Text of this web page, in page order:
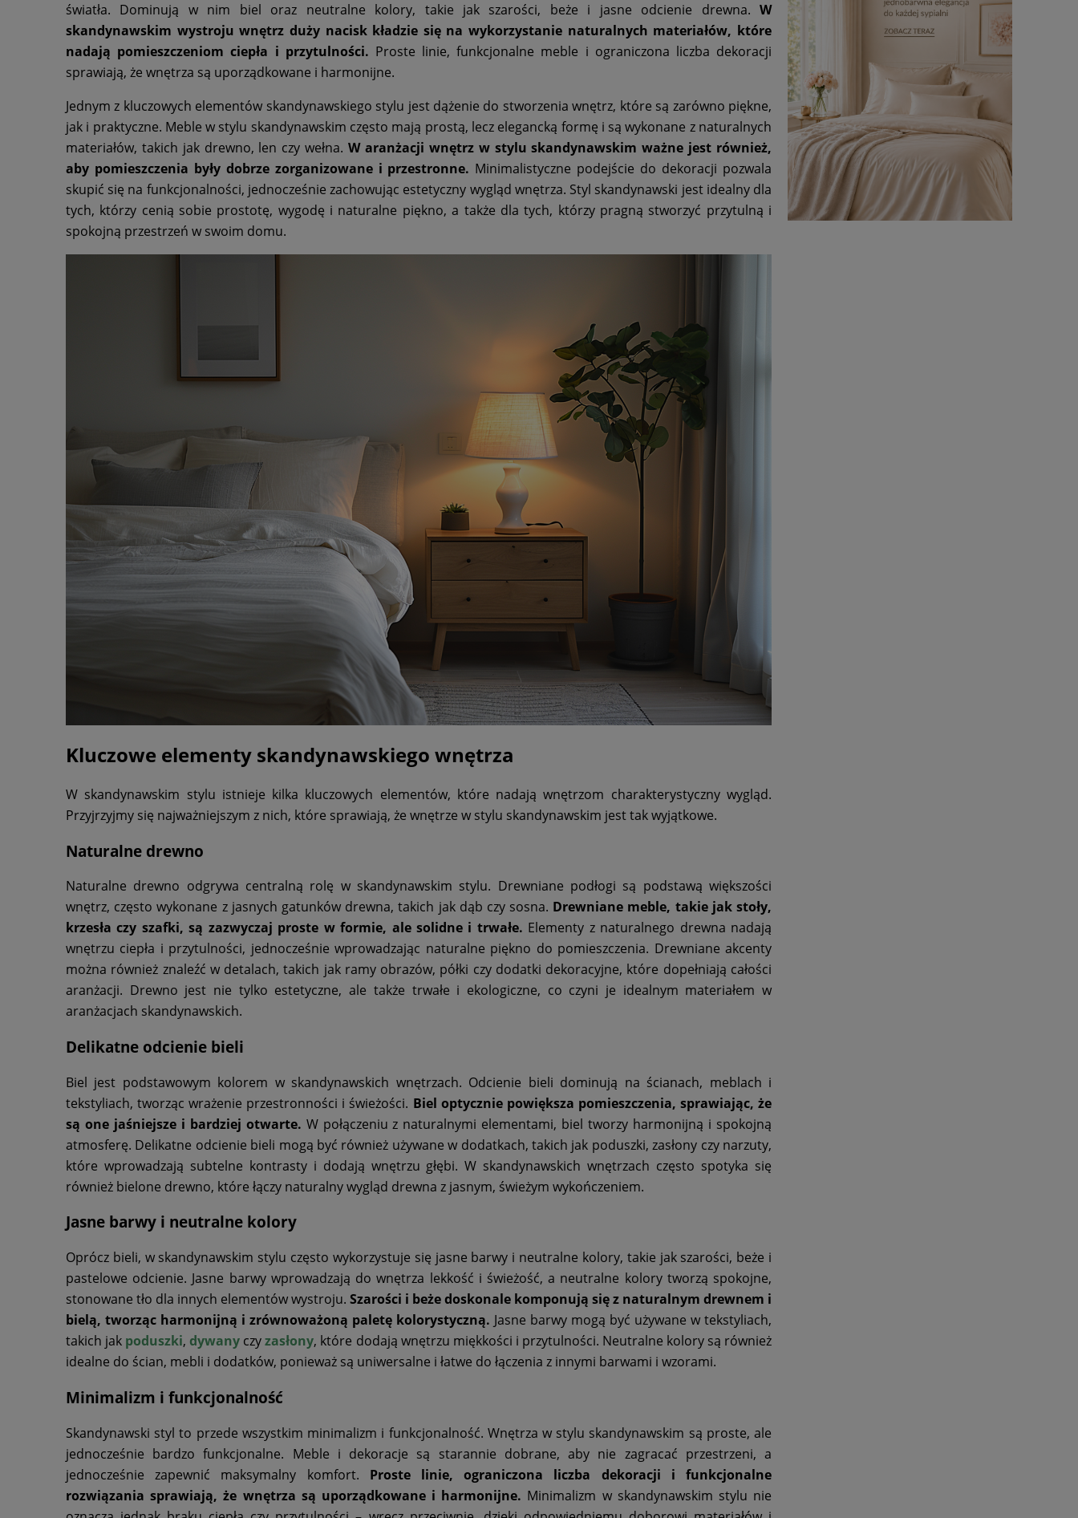
światła. Dominują w nim biel oraz neutralne kolory, takie jak szarości, beże i jasne odcienie drewna. W
skandynawskim wystroju wnętrz duży nacisk kładzie się na wykorzystanie naturalnych materiałów, które
nadają pomieszczeniom ciepła i przytulności. Proste linie, funkcjonalne meble i ograniczona liczba dekoracji
sprawiają, że wnętrza są uporządkowane i harmonijne.
Jednym z kluczowych elementów skandynawskiego stylu jest dążenie do stworzenia wnętrz, które są zarówno piękne,
jak i praktyczne. Meble w stylu skandynawskim często mają prostą, lecz elegancką formę i są wykonane z naturalnych
materiałów, takich jak drewno, len czy wełna.W aranżacji wnętrz w stylu skandynawskim ważne jest również,
aby pomieszczenia były dobrze zorganizowane i przestronne. Minimalistyczne podejście do dekoracji pozwala
skupić się na funkcjonalności, jednocześnie zachowując estetyczny wygląd wnętrza. Styl skandynawski jest idealny dla
tych, którzy cenią sobie prostotę, wygodę i naturalne piękno, a także dla tych, którzy pragną stworzyć przytulną i
spokojną przestrzeń w swoim domu.
Kluczowe elementy skandynawskiego wnętrza
W skandynawskim stylu istnieje kilka kluczowych elementów, które nadają wnętrzom charakterystyczny wygląd.
Przyjrzyjmy się najważniejszym z nich, które sprawiają, że wnętrze w stylu skandynawskim jest tak wyjątkowe.
Naturalne drewno
Naturalne drewno odgrywa centralną rolę w skandynawskim stylu. Drewniane podłogi są podstawą większości
wnętrz, często wykonane z jasnych gatunków drewna, takich jak dąb czy sosna. Drewniane meble, takie jak stoły,
krzesła czy szafki, są zazwyczaj proste w formie, ale solidne i trwałe. Elementy z naturalnego drewna nadają
wnętrzu ciepła i przytulności, jednocześnie wprowadzając naturalne piękno do pomieszczenia. Drewniane akcenty
można również znaleźć w detalach, takich jak ramy obrazów, półki czy dodatki dekoracyjne, które dopełniają całości
aranżacji. Drewno jest nie tylko estetyczne, ale także trwałe i ekologiczne, co czyni je idealnym materiałem w
aranżacjach skandynawskich.
Delikatne odcienie bieli
Biel jest podstawowym kolorem w skandynawskich wnętrzach. Odcienie bieli dominują na ścianach, meblach i
tekstyliach, tworząc wrażenie przestronności i świeżości. Biel optycznie powiększa pomieszczenia, sprawiając, że
są one jaśniejsze i bardziej otwarte. W połączeniu z naturalnymi elementami, biel tworzy harmonijną i spokojną
atmosferę. Delikatne odcienie bieli mogą być również używane w dodatkach, takich jak poduszki, zasłony czy narzuty,
które wprowadzają subtelne kontrasty i dodają wnętrzu głębi. W skandynawskich wnętrzach często spotyka się
również bielone drewno, które łączy naturalny wygląd drewna z jasnym, świeżym wykończeniem.
Jasne barwy i neutralne kolory
Oprócz bieli, w skandynawskim stylu często wykorzystuje się jasne barwy i neutralne kolory, takie jak szarości, beże i
pastelowe odcienie. Jasne barwy wprowadzają do wnętrza lekkość i świeżość, a neutralne kolory tworzą spokojne,
stonowane tło dla innych elementów wystroju. Szarości i beże doskonale komponują się z naturalnym drewnem i
bielą, tworząc harmonijną i zrównoważoną paletę kolorystyczną. Jasne barwy mogą być używane w tekstyliach,
takich jak poduszki, dywany czyzasłony, które dodają wnętrzu miękkości i przytulności. Neutralne kolory są również
idealne do ścian, mebli i dodatków, ponieważ są uniwersalne i łatwe do łączenia z innymi barwami i wzorami.
Minimalizm i funkcjonalność
Skandynawski styl to przede wszystkim minimalizm i funkcjonalność. Wnętrza w stylu skandynawskim są proste, ale
jednocześnie bardzo funkcjonalne. Meble i dekoracje są starannie dobrane, aby nie zagracać przestrzeni, a
jednocześnie zapewnić maksymalny komfort. Proste linie, ograniczona liczba dekoracji i funkcjonalne
rozwiązania sprawiają, że wnętrza są uporządkowane i harmonijne. Minimalizm w skandynawskim stylu nie